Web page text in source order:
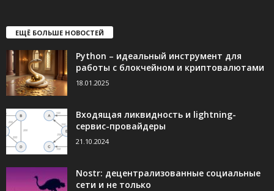
ЕЩЁ БОЛЬШЕ НОВОСТЕЙ
Python – идеальный инструмент для
работы с блокчейном и криптовалютами
18.01.2025
Входящая ликвидность и lightning-
сервис-провайдеры
21.10.2024
Nostr: децентрализованные социальные
сети и не только